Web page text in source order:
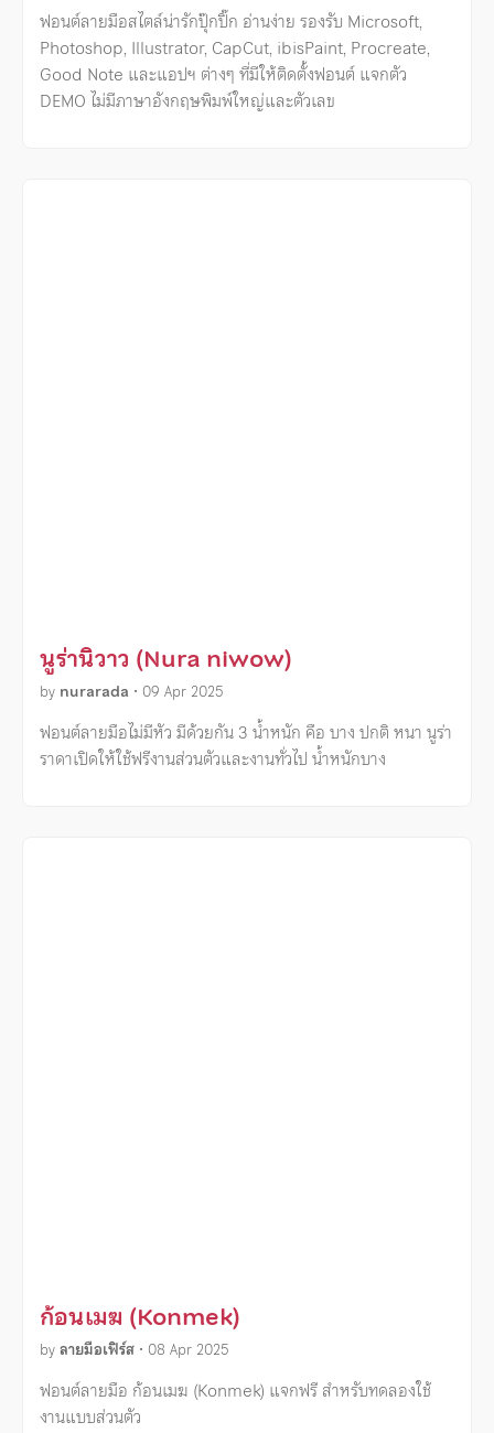
ฟอนต์ลายมือสไตล์น่ารักปุ๊กปิ๊ก อ่านง่าย รองรับ Microsoft,
Photoshop, Illustrator, CapCut, ibisPaint, Procreate,
Good Note และแอปฯ ต่างๆ ที่มีให้ติดตั้งฟอนต์ แจกตัว
DEMO ไม่มีภาษาอังกฤษพิมพ์ใหญ่และตัวเลข
นูร่านิวาว (Nura niwow)
by nurarada • 09 Apr 2025
ฟอนต์ลายมือไม่มีหัว มีด้วยกัน 3 น้ำหนัก คือ บาง ปกติ หนา นูร่า
ราดาเปิดให้ใช้ฟรีงานส่วนตัวและงานทั่วไป น้ำหนักบาง
ก้อนเมฆ (Konmek)
byลายมือเฟิร์ส • 08 Apr 2025
ฟอนต์ลายมือ ก้อนเมฆ (Konmek) แจกฟรี สำหรับทดลองใช้
งานแบบส่วนตัว